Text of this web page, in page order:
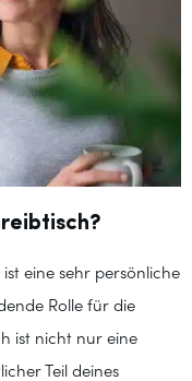
eine sehr persönliche
Rolle für die
ist nicht nur eine
Teil deines